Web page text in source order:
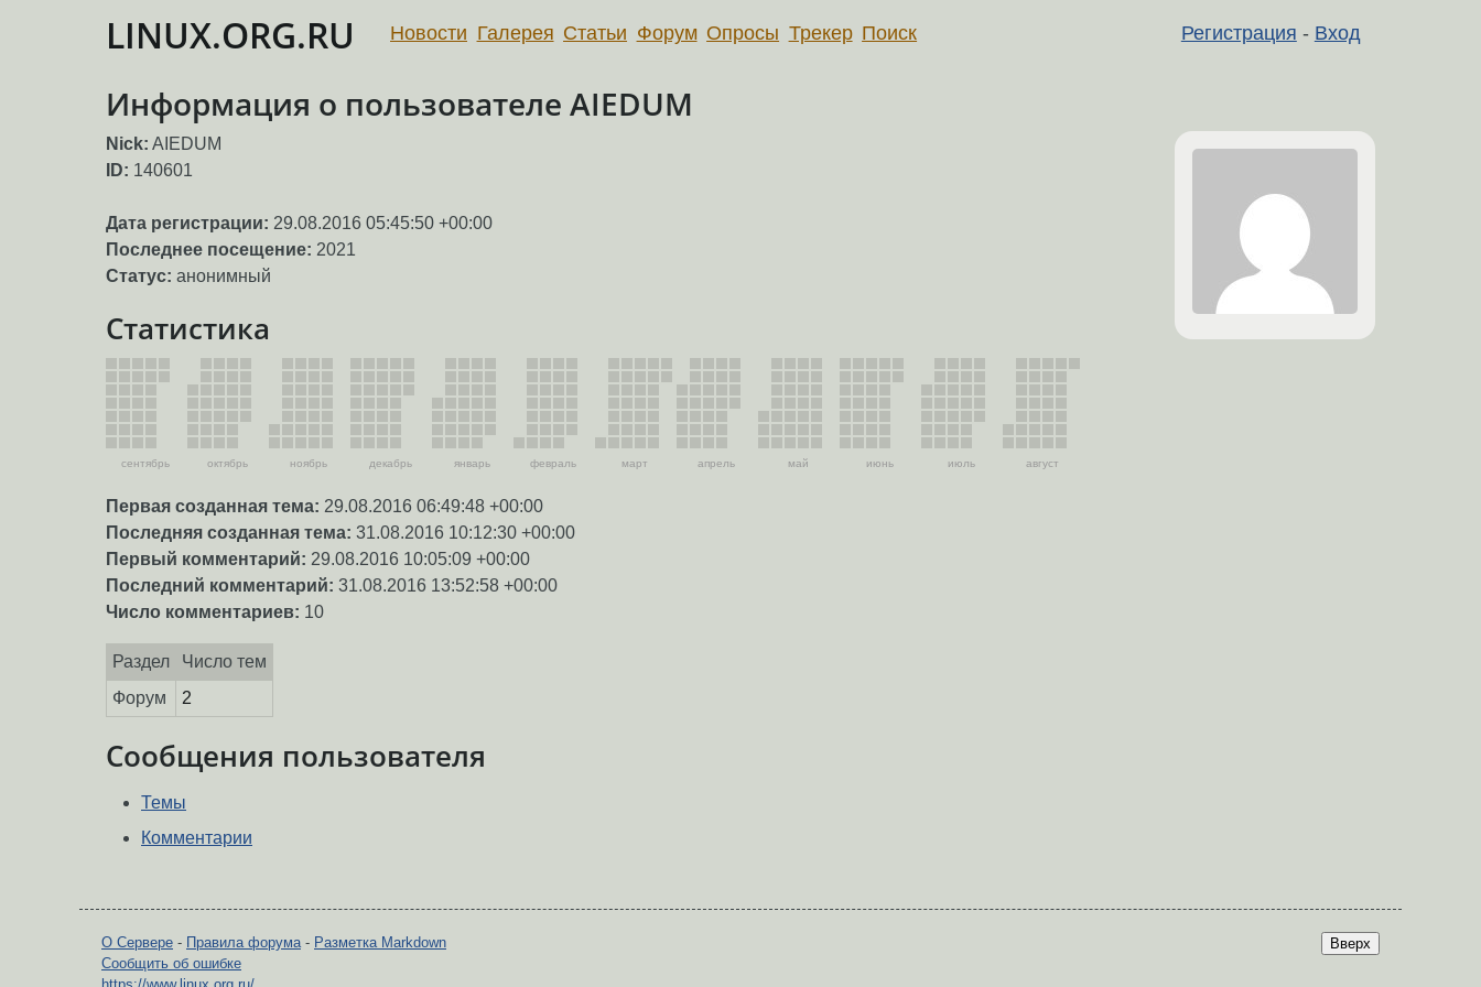
LINUX.ORG.RU Регистрация - Вход
Новости Галерея Статьи Форум Опросы Трекер Поиск
Информация о пользователе AIEDUM
Nick: AIEDUM
ID: 140601
Дата регистрации: 29.08.2016 05:45:50 +00:00
Последнее посещение: 2021
Статус: анонимный
Статистика
сентябрь октябрь ноябрь декабрь январь февраль март апрель май июнь июль август
Первая созданная тема: 29.08.2016 06:49:48 +00:00
Последняя созданная тема: 31.08.2016 10:12:30 +00:00
Первый комментарий: 29.08.2016 10:05:09 +00:00
Последний комментарий: 31.08.2016 13:52:58 +00:00
Число комментариев: 10
Раздел
Число тем
Форум
2
Сообщения пользователя
Темы
Комментарии
Вверх
О Сервере - Правила форума- Разметка Markdown
Сообщить об ошибке